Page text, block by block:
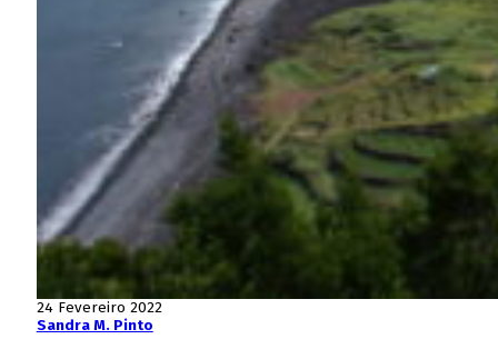
24 Fevereiro 2022
Sandra M. Pinto